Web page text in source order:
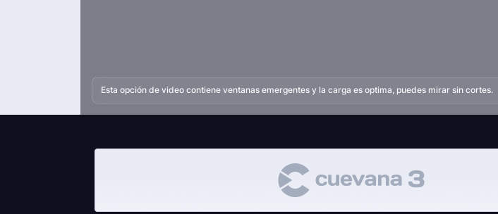
Esta opción de video contiene ventanas emergentes y la carga es optima, puedes mirar sin cortes.